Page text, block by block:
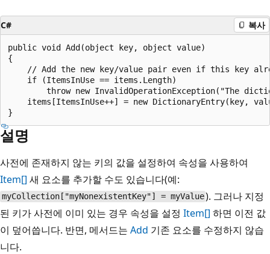
C# 복사
public void Add(object key, object value)
{
// Add the new key/value pair even if this key
    if (ItemsInUse == items.Length)
throw new InvalidOperationException("The
items[ItemsInUse++] = new DictionaryEntry(key,
설명
사전에 존재하지 않는 키의 값을 설정하여 속성을 사용하여
Item[] 새 요소를 추가할 수도 있습니다(예:
myCollection["myNonexistentKey"] = myValue). 그러나 지정
된 키가 사전에 이미 있는 경우 속성을 설정 Item[] 하면 이전 값
이 덮어씁니다. 반면, 메서드는 Add 기존 요소를 수정하지 않습
니다.